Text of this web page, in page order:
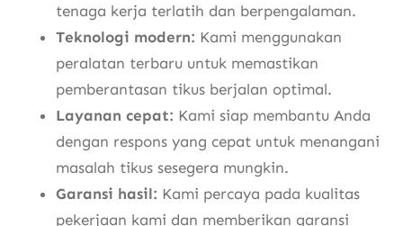
tenaga kerja terlatih dan berpengalaman.
Teknologi modern: Kami menggunakan
peralatan terbaru untuk memastikan
pemberantasan tikus berjalan optimal.
Layanan cepat: Kami siap membantu Anda
dengan respons yang cepat untuk menangani
masalah tikus sesegera mungkin.
Garansi hasil: Kami percaya pada kualitas
pekerjaan kami dan memberikan garansi